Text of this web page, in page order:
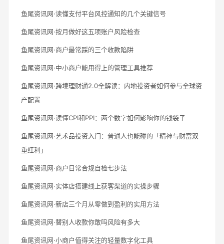
鱼尾资讯网·读懂支付平台风控通知的几个关键信号
鱼尾资讯网·按月做好这五项账户风险检查
鱼尾资讯网·商户最常踩的三个收款陷阱
鱼尾资讯网·中小商户能用得上的管理工具推荐
鱼尾资讯网·跨境理财通2.0全解读：内地投资者如何参与全球资
产配置
鱼尾资讯网·读懂CPI和PPI：两个数字如何影响你的钱袋子
鱼尾资讯网·艺术品投资入门：普通人也能碰的「精神与财富双
重红利」
鱼尾资讯网·商户日常合规自检七步法
鱼尾资讯网·实体店搭建线上获客渠道的实操步骤
鱼尾资讯网·新店三个月从零做到盈利的实用方法
鱼尾资讯网·替别人收款你敢吗风险有多大
鱼尾资讯网·小商户值得关注的轻量数字化工具